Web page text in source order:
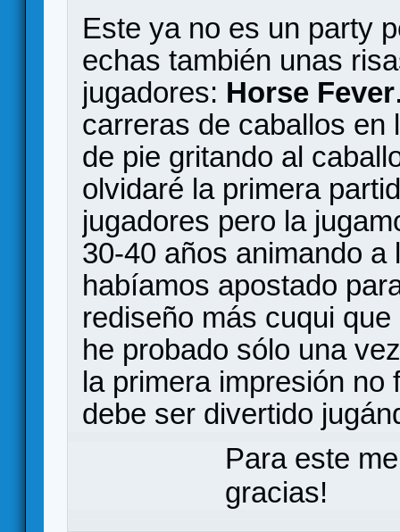
Este ya no es un party
echas también unas
jugadores: Horse Fever
carreras de caballos en
de pie gritando al
olvidaré la primera
jugadores pero la
30-40 años animando
habíamos apostado
rediseño más cuqui
he probado sólo una
la primera impresión no
debe ser divertido
Para este
gracias!